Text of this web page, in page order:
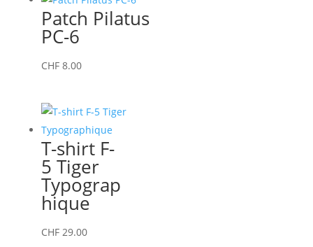
plusieurs
variations.
choisies
Patch Pilatus
PC-6
CHF8.00
T-shirt F-
5 Tiger
Typograp
hique
CHF29.00